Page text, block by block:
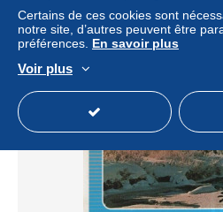
Statut
Certains de ces cookies sont
notre site, d’autres peuvent être
préférences. En savoir plus
Voir plus